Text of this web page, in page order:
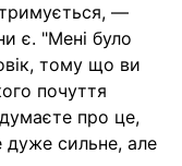
—
є. "Мені було
тому що ви
почуття
про це,
дуже сильне, але